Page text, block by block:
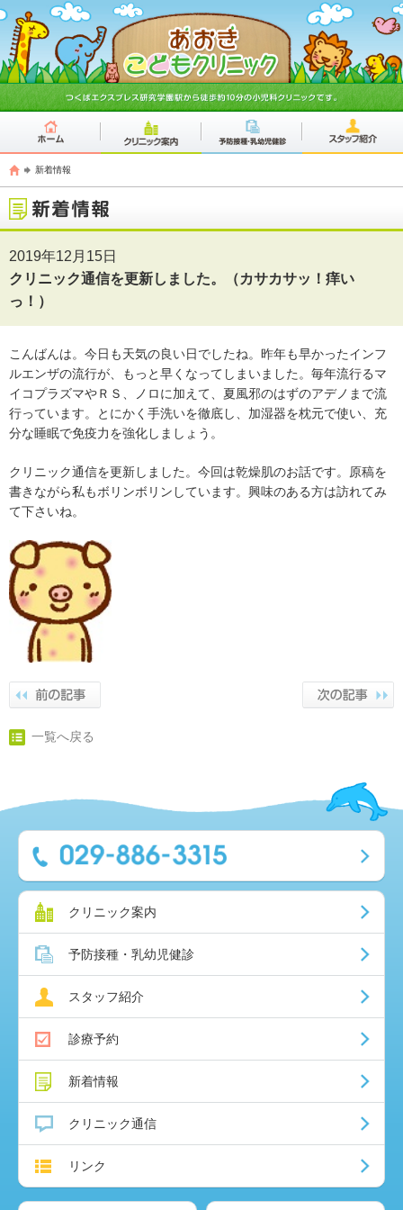
新着情報
2019年12月15日
クリニック通信を更新しました。（カサカサッ！痒い
っ！）
こんばんは。今日も天気の良い日でしたね。昨年も早かったインフ
ルエンザの流行が、もっと早くなってしまいました。毎年流行るマ
イコプラズマやＲＳ、ノロに加えて、夏風邪のはずのアデノまで流
行っています。とにかく手洗いを徹底し、加湿器を枕元で使い、充
分な睡眠で免疫力を強化しましょう。
クリニック通信を更新しました。今回は乾燥肌のお話です。原稿を
書きながら私もボリンボリンしています。興味のある方は訪れてみ
て下さいね。
一覧へ戻る
クリニック案内
予防接種・乳幼児健診
スタッフ紹介
診療予約
新着情報
クリニック通信
リンク